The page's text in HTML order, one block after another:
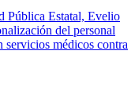
Pública Estatal, Evelio
del personal
médicos contra